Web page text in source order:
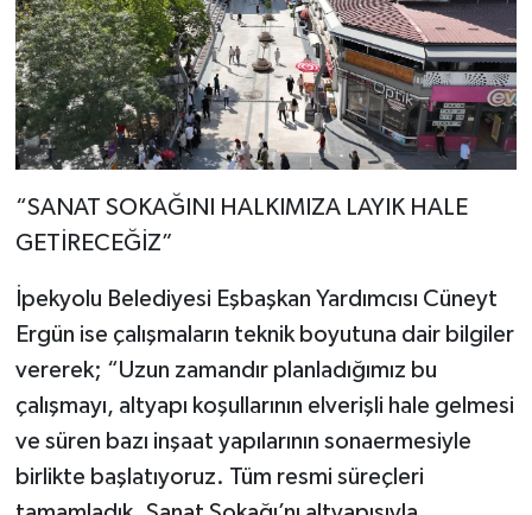
“SANAT SOKAĞINI HALKIMIZA LAYIK HALE
GETİRECEĞİZ”
İpekyolu Belediyesi Eşbaşkan Yardımcısı Cüneyt
Ergün ise çalışmaların teknik boyutuna dair bilgiler
vererek; “Uzun zamandır planladığımız bu
çalışmayı, altyapı koşullarının elverişli hale gelmesi
ve süren bazı inşaat yapılarının sonaermesiyle
birlikte başlatıyoruz. Tüm resmi süreçleri